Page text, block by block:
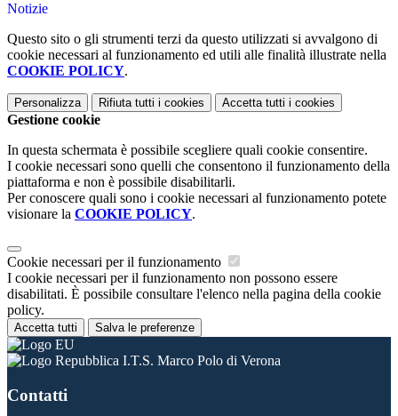
Notizie
Questo sito o gli strumenti terzi da questo utilizzati si avvalgono di
cookie necessari al funzionamento ed utili alle finalità illustrate nella
COOKIE POLICY.
Personalizza Rifiuta tutti i cookies Accetta tutti i cookies
Gestione cookie
In questa schermata è possibile scegliere quali cookie consentire.
I cookie necessari sono quelli che consentono il funzionamento della
piattaforma e non è possibile disabilitarli.
Per conoscere quali sono i cookie necessari al funzionamento potete
visionare la COOKIE POLICY.
Cookie necessari per il funzionamento
I cookie necessari per il funzionamento non possono essere
disabilitati. È possibile consultare l'elenco nella pagina della cookie
policy.
Accetta tutti Salva le preferenze
I.T.S. Marco Polo di Verona
Contatti